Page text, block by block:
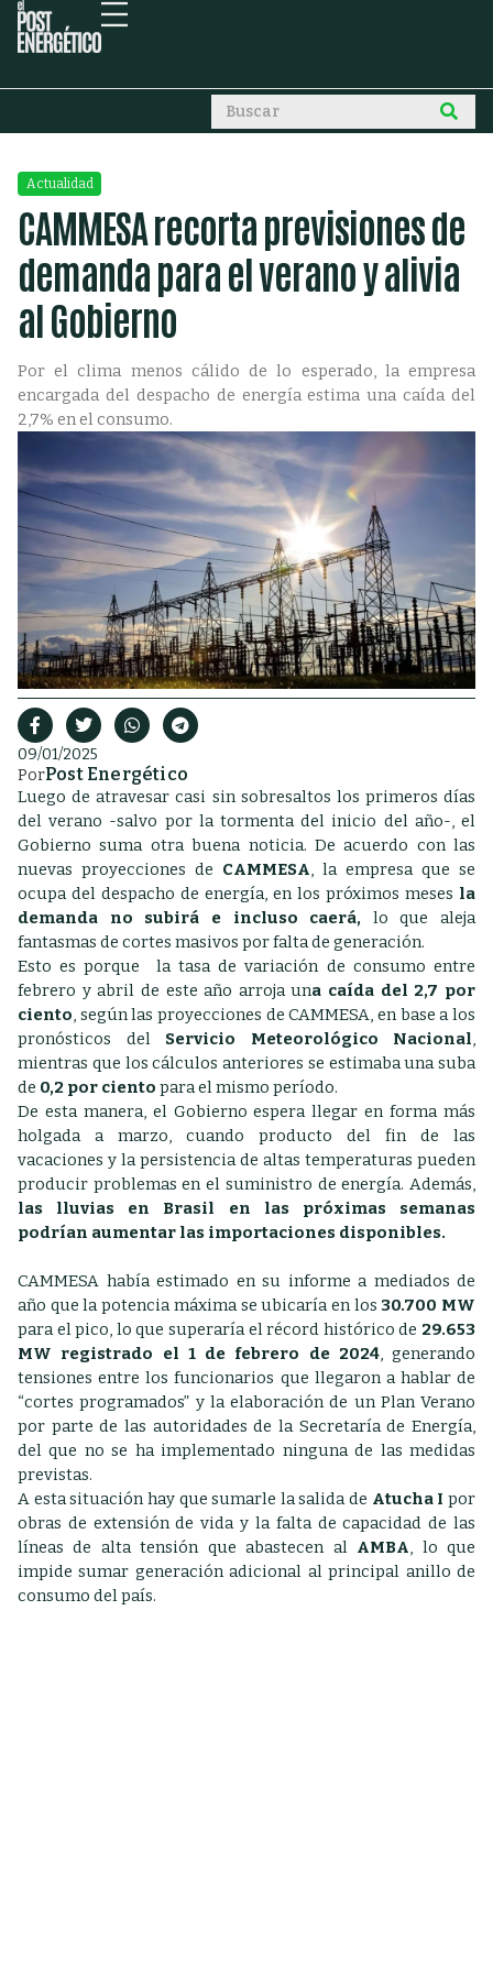
Actualidad
CAMMESA recorta previsiones de
demanda para el verano y alivia
al Gobierno
Por el clima menos cálido de lo esperado, la empresa
encargada del despacho de energía estima una caída del
2,7% en el consumo.
09/01/2025
PorPost Energético
Luego de atravesar casi sin sobresaltos los primeros días
del verano -salvo por la tormenta del inicio del año-, el
Gobierno suma otra buena noticia. De acuerdo con las
nuevas proyecciones de CAMMESA, la empresa que se
ocupa del despacho de energía, en los próximos meses la
demanda no subirá e incluso caerá, lo que aleja
fantasmas de cortes masivos por falta de generación.
Esto es porque la tasa de variación de consumo entre
febrero y abril de este año arroja una caída del 2,7 por
ciento, según las proyecciones de CAMMESA, en base a los
pronósticos del Servicio Meteorológico Nacional,
mientras que los cálculos anteriores se estimaba una suba
de 0,2 por ciento para el mismo período.
De esta manera, el Gobierno espera llegar en forma más
holgada a marzo, cuando producto del fin de las
vacaciones y la persistencia de altas temperaturas pueden
producir problemas en el suministro de energía. Además,
las lluvias en Brasil en las próximas semanas
podrían aumentar las importaciones disponibles.
CAMMESA había estimado en su informe a mediados de
año que la potencia máxima se ubicaría en los30.700 MW
para el pico, lo que superaría el récord histórico de 29.653
MW registrado el 1 de febrero de 2024, generando
tensiones entre los funcionarios que llegaron a hablar de
“cortes programados” y la elaboración de un Plan Verano
por parte de las autoridades de la Secretaría de Energía,
del que no se ha implementado ninguna de las medidas
previstas.
A esta situación hay que sumarle la salida de Atucha I por
obras de extensión de vida y la falta de capacidad de las
líneas de alta tensión que abastecen al AMBA, lo que
impide sumar generación adicional al principal anillo de
consumo del país.